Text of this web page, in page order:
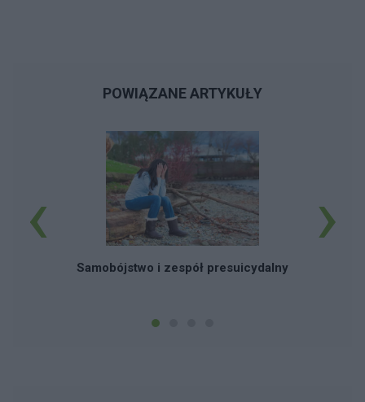
POWIĄZANE ARTYKUŁY
Samobójstwo i zespół presuicydalny
‹ ›